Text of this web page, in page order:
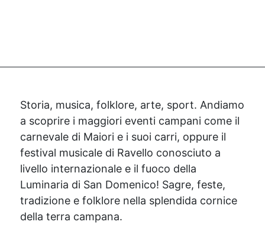
Storia, musica, folklore, arte, sport. Andiamo
a scoprire i maggiori eventi campani come il
carnevale di Maiori e i suoi carri, oppure il
festival musicale di Ravello conosciuto a
livello internazionale e il fuoco della
Luminaria di San Domenico! Sagre, feste,
tradizione e folklore nella splendida cornice
della terra campana.